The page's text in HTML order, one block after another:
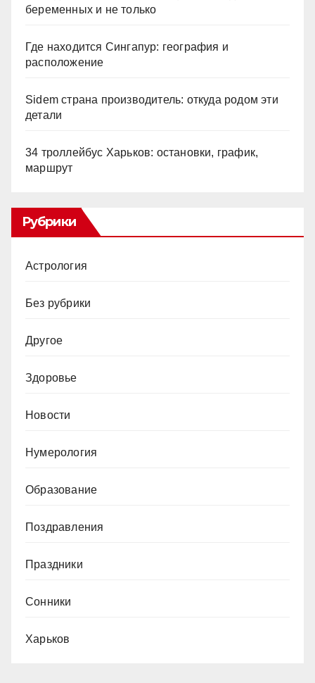
беременных и не только
Где находится Сингапур: география и
расположение
Sidem страна производитель: откуда родом эти
детали
34 троллейбус Харьков: остановки, график,
маршрут
Рубрики
Астрология
Без рубрики
Другое
Здоровье
Новости
Нумерология
Образование
Поздравления
Праздники
Сонники
Харьков